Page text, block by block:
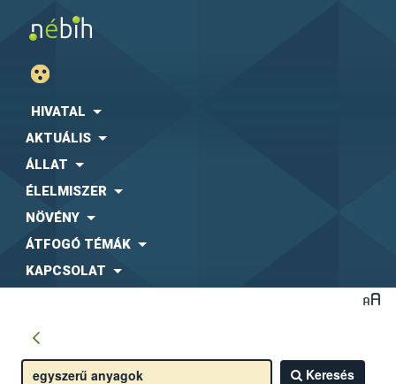
HIVATAL
AKTUÁLIS
ÁLLAT
ÉLELMISZER
NÖVÉNY
ÁTFOGÓ TÉMÁK
KAPCSOLAT
Keresés